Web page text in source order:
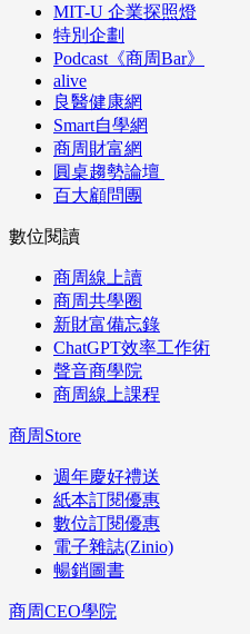
MIT-U 企業探照燈
特別企劃
Podcast《商周Bar》
alive
良醫健康網
Smart自學網
商周財富網
圓桌趨勢論壇
百大顧問團
數位閱讀
商周線上讀
商周共學圈
新財富備忘錄
ChatGPT效率工作術
聲音商學院
商周線上課程
商周Store
週年慶好禮送
紙本訂閱優惠
數位訂閱優惠
電子雜誌(Zinio)
暢銷圖書
商周CEO學院